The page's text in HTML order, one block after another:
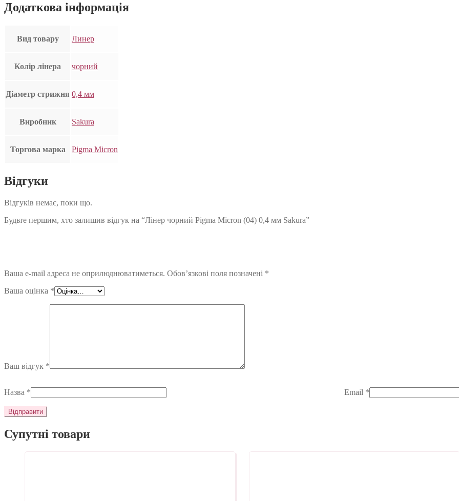
Додаткова інформація
Вид товару Линер
Колір лінера чорний
Діаметр стрижня 0,4 мм
Виробник Sakura
Торгова марка Pigma Micron
Відгуки
Відгуків немає, поки що.
Будьте першим, хто залишив відгук на “Лінер чорний Pigma Micron (04) 0,4 мм Sakura”
Ваша e-mail адреса не оприлюднюватиметься. Обов’язкові поля позначені *
Ваша оцінка *
Ваш відгук *
Назва * Email *
Супутні товари